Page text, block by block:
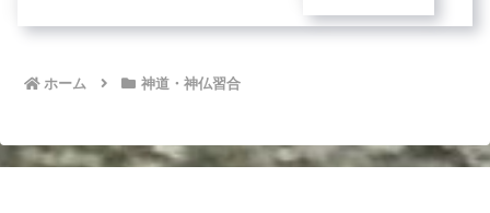
ホーム 神道・神仏習合